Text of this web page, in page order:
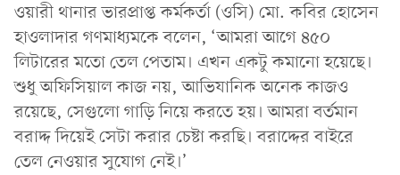
ওয়ারী থানার ভারপ্রাপ্ত কর্মকর্তা (ওসি) মো. কবির হোসেন
হাওলাদার গণমাধ্যমকে বলেন, ‘আমরা আগে ৪৫০
লিটারের মতো তেল পেতাম। এখন একটু কমানো হয়েছে।
শুধু অফিসিয়াল কাজ নয়, আভিযানিক অনেক কাজও
রয়েছে, সেগুলো গাড়ি নিয়ে করতে হয়। আমরা বর্তমান
বরাদ্দ দিয়েই সেটা করার চেষ্টা করছি। বরাদ্দের বাইরে
তেল নেওয়ার সুযোগ নেই।’